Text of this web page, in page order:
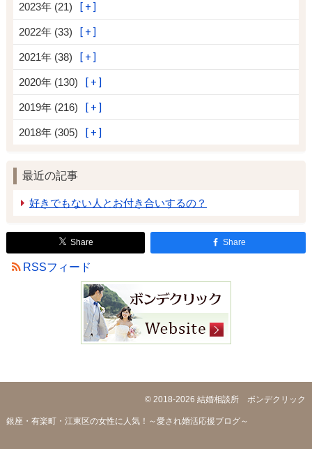
2023年 (21)
2022年 (33)
2021年 (38)
2020年 (130)
2019年 (216)
2018年 (305)
最近の記事
好きでもない人とお付き合いするの？
Share Share
RSSフィード
© 2018-2026 結婚相談所 ボンデクリック
銀座・有楽町・江東区の女性に人気！～愛され婚活応援ブログ～